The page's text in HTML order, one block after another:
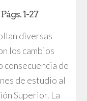
1-27
diversas
los cambios
consecuencia de
de estudio al
Superior. La